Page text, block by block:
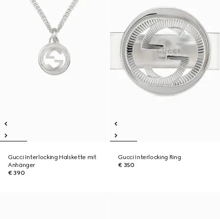
Gucci Interlocking Halskette mit
Anhänger
€ 390
Gucci Interlocking Ring
€ 350